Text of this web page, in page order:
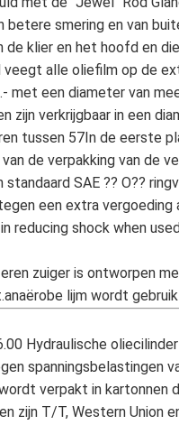
smering en van
klier en het hoofd en
veegt alle oliefilm op de
met een diameter van
zijn verkrijgbaar in een
tussen 57In de eerste
de verpakking van de
standaard SAE ?? O??
een extra
reducing shock when
zuiger is ontworpen
lijm wordt
Hydraulische
verpakt in kartonnen
zijn T/T, Western Union